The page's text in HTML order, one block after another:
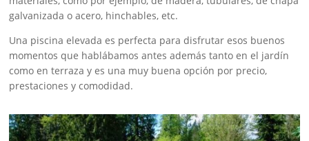
galvanizada o acero, hinchables, etc.
Una piscina elevada es perfecta para disfrutar esos buenos
momentos que hablábamos antes además tanto en el jardín
como en terraza y es una muy buena opción por precio,
prestaciones y comodidad.